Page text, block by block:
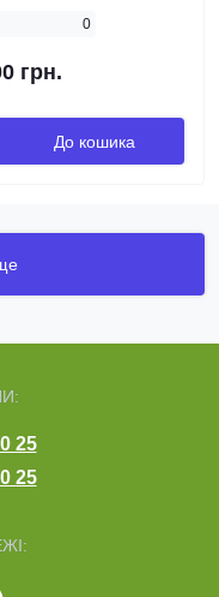
0
грн.
До кошика
25
25